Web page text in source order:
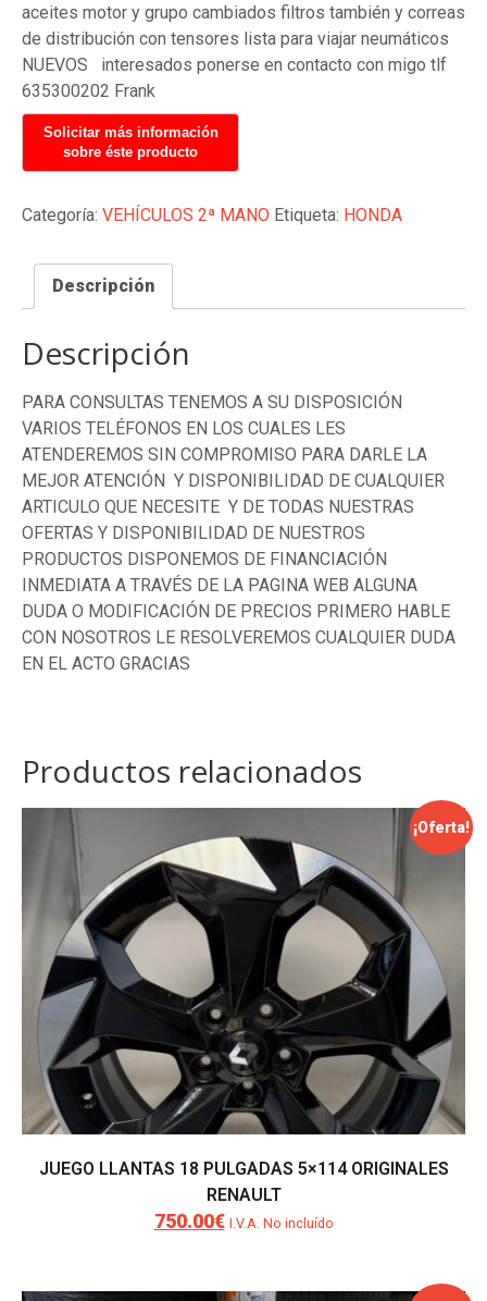
aceites motor y grupo cambiados filtros también y correas
de distribución con tensores lista para viajar neumáticos
NUEVOS interesados ponerse en contacto con migo tlf
635300202 Frank
Categoría: VEHÍCULOS 2ª MANO Etiqueta: HONDA
Descripción
Descripción
PARA CONSULTAS TENEMOS A SU DISPOSICIÓN
VARIOS TELÉFONOS EN LOS CUALES LES
ATENDEREMOS SIN COMPROMISO PARA DARLE LA
MEJOR ATENCIÓN Y DISPONIBILIDAD DE CUALQUIER
ARTICULO QUE NECESITE Y DE TODAS NUESTRAS
OFERTAS Y DISPONIBILIDAD DE NUESTROS
PRODUCTOS DISPONEMOS DE FINANCIACIÓN
INMEDIATA A TRAVÉS DE LA PAGINA WEB ALGUNA
DUDA O MODIFICACIÓN DE PRECIOS PRIMERO HABLE
CON NOSOTROS LE RESOLVEREMOS CUALQUIER DUDA
EN EL ACTO GRACIAS
Productos relacionados
¡Oferta!
JUEGO LLANTAS 18 PULGADAS 5×114 ORIGINALES
RENAULT
El
750.00€ElI.V.A. No incluído